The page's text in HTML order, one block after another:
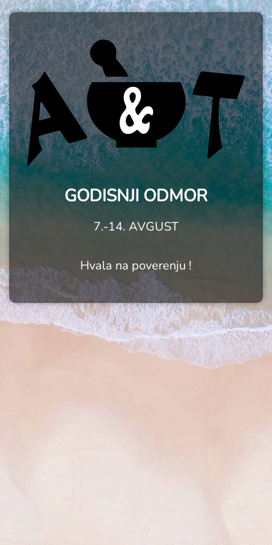
GODISNJI ODMOR
7.-14. AVGUST
Hvala na poverenju !